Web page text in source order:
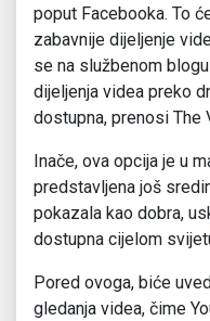
poput Facebooka. To
zabavnije dijeljenje
se na službenom
dijeljenja videa preko
dostupna, prenosi The
Inače, ova opcija je u
predstavljena još
pokazala kao dobra,
dostupna cijelom
Pored ovoga, biće
gledanja videa, čime